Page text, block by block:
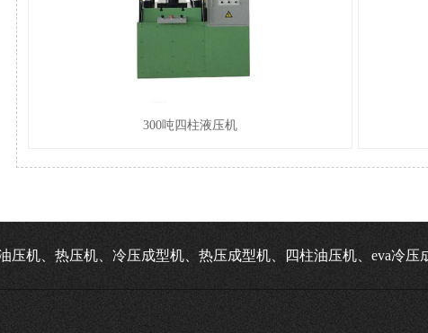
300吨四柱液压机
压机、热压机、冷压成型机、热压成型机、四柱油压机、eva冷